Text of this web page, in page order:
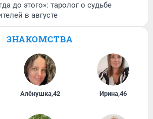
до этого»: таролог о судьбе
в августе
ЗНАКОМСТВА
Алёнушка,42 Ирина,46